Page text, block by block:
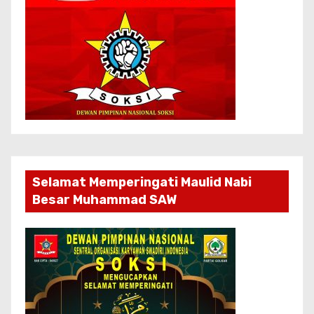
Selamat Memperingati Maulid Nabi
Besar Muhammad SAW